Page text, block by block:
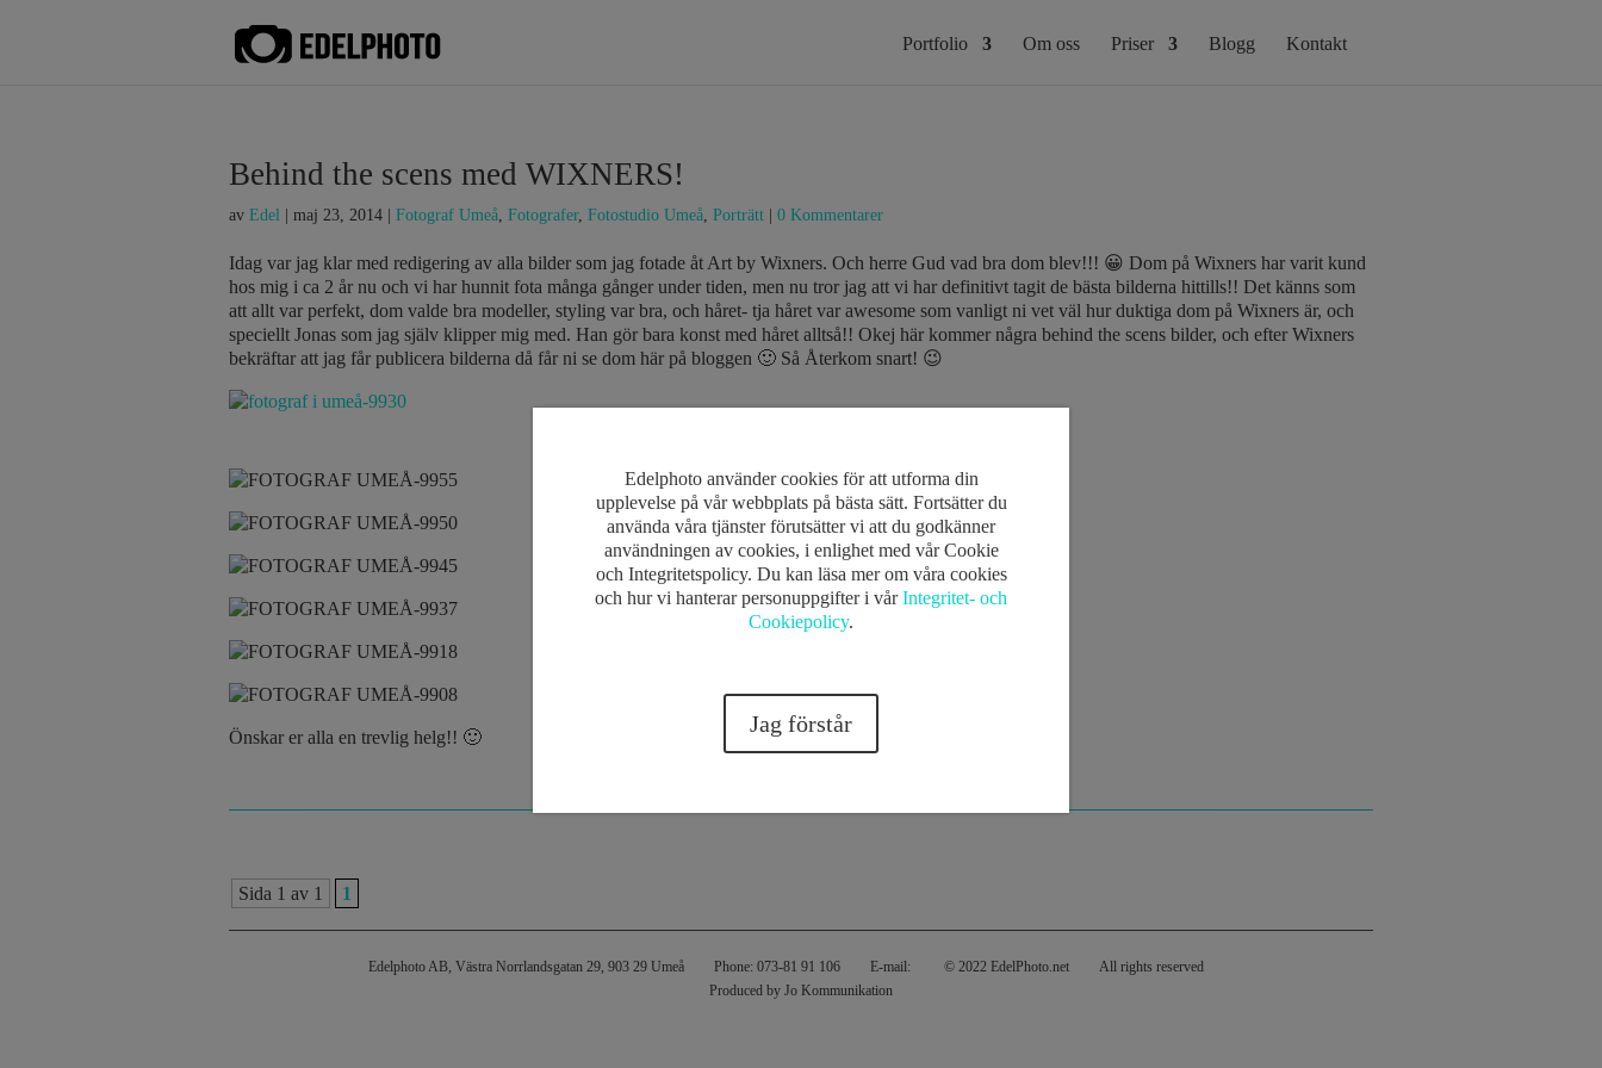
Portfolio Om oss Priser Blogg Kontakt
Behind the scens med WIXNERS!
av Edel maj 23, 2014 Fotograf Umeå, Fotografer, Fotostudio Umeå, Porträtt 0 Kommentarer
Idag var jag klar med redigering av alla bilder som jag fotade åt Art by Wixners. Och herre Gud vad bra dom blev!!! 😀 Dom på Wixners har varit kund
hos mig i ca 2 år nu och vi har hunnit fota många gånger under tiden, men nu tror jag att vi har definitivt tagit de bästa bilderna hittills!! Det känns som
att allt var perfekt, dom valde bra modeller, styling var bra, och håret- tja håret var awesome som vanligt ni vet väl hur duktiga dom på Wixners är, och
speciellt Jonas som jag själv klipper mig med. Han gör bara konst med håret alltså!! Okej här kommer några behind the scens bilder, och efter Wixners
bekräftar att jag får publicera bilderna då får ni se dom här på bloggen 🙂 Så Återkom snart! 😉
Önskar er alla en trevlig helg!! 🙂
Sida 1 av 1 1
Edelphoto AB, Västra Norrlandsgatan 29, 903 29 Umeå Phone: 073-81 91 106 E-mail: © 2022 EdelPhoto.net
All rights reserved
Produced by Jo Kommunikation
Edelphoto använder cookies för att utforma din
upplevelse på vår webbplats på bästa sätt. Fortsätter du
använda våra tjänster förutsätter vi att du godkänner
användningen av cookies, i enlighet med vår Cookie
och Integritetspolicy. Du kan läsa mer om våra cookies
och hur vi hanterar personuppgifter i vårIntegritet- och
Cookiepolicy.
Jag förstår